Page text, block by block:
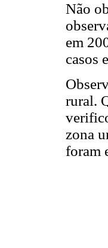
Não
em
casos
rural.
zona
foram